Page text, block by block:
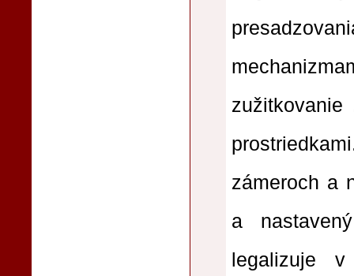
zužitkovanie
zámeroch a
a
legalizuje